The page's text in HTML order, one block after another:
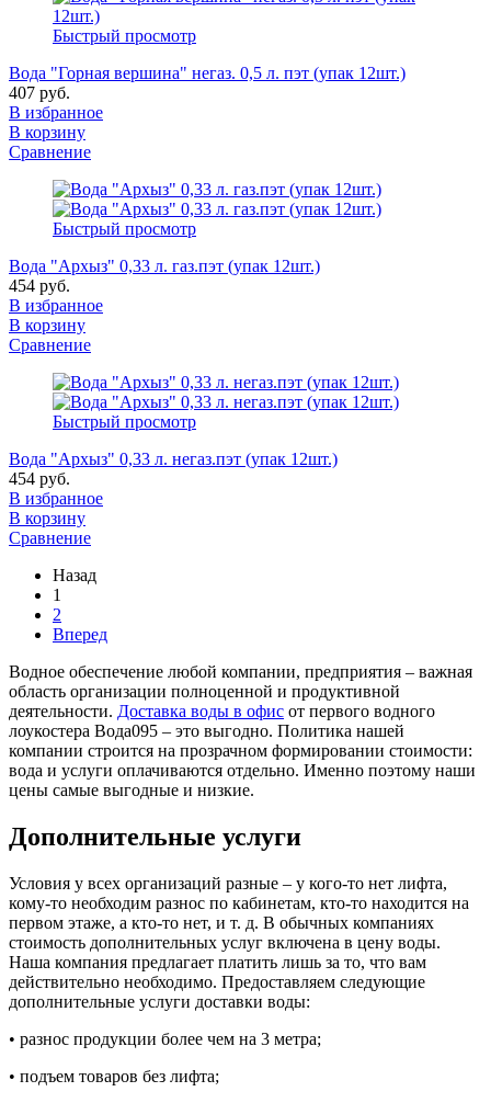
Быстрый просмотр
Вода "Горная вершина" негаз. 0,5 л. пэт (упак 12шт.)
407 руб.
В избранное
В корзину
Сравнение
Быстрый просмотр
Вода "Архыз" 0,33 л. газ.пэт (упак 12шт.)
454 руб.
В избранное
В корзину
Сравнение
Быстрый просмотр
Вода "Архыз" 0,33 л. негаз.пэт (упак 12шт.)
454 руб.
В избранное
В корзину
Сравнение
Назад
1
2
Вперед
Водное обеспечение любой компании, предприятия – важная
область организации полноценной и продуктивной
деятельности. Доставка воды в офис от первого водного
лоукостера Вода095 – это выгодно. Политика нашей
компании строится на прозрачном формировании стоимости:
вода и услуги оплачиваются отдельно. Именно поэтому наши
цены самые выгодные и низкие.
Дополнительные услуги
Условия у всех организаций разные – у кого-то нет лифта,
кому-то необходим разнос по кабинетам, кто-то находится на
первом этаже, а кто-то нет, и т. д. В обычных компаниях
стоимость дополнительных услуг включена в цену воды.
Наша компания предлагает платить лишь за то, что вам
действительно необходимо. Предоставляем следующие
дополнительные услуги доставки воды:
• разнос продукции более чем на 3 метра;
• подъем товаров без лифта;